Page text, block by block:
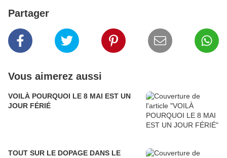
Partager
Vous aimerez aussi
VOILÀ POURQUOI LE 8 MAI EST UN
JOUR FÉRIÉ
TOUT SUR LE DOPAGE DANS LE